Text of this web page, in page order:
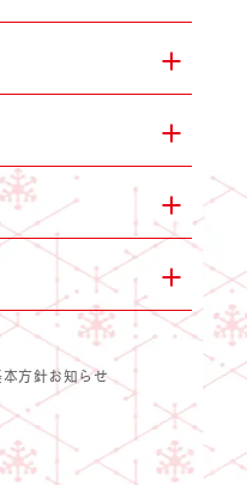
雪国まいたけ極 白
雪国ぶなしめじ
山できのこをみか
気をつけたい・・・
ステークホルダー・エン
環境への取り組
会社概要
拠点一覧
本方針お知らせ